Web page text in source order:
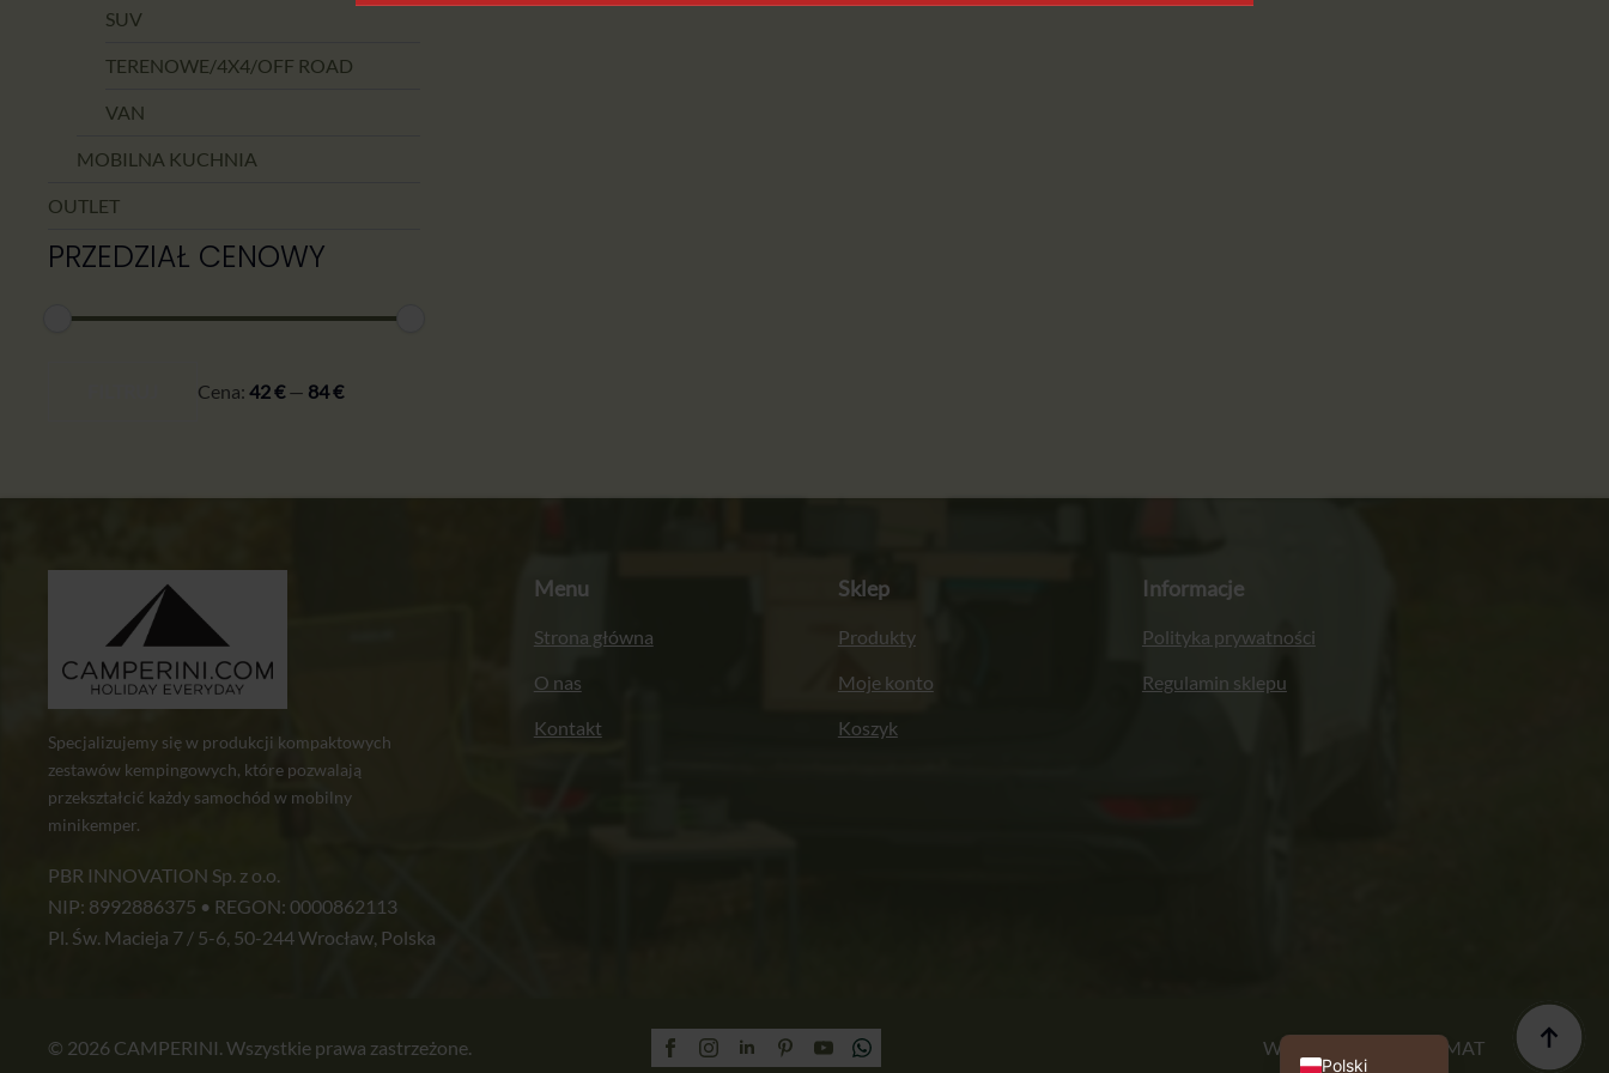
SUV
TERENOWE/4X4/OFF ROAD
VAN
MOBILNA KUCHNIA
OUTLET
PRZEDZIAŁ CENOWY
Cena: 42 €— 84 €
Specjalizujemy się w produkcji kompaktowych
zestawów kempingowych, które pozwalają
przekształcić każdy samochód w mobilny
minikemper.
PBR INNOVATION Sp. z o.o.
NIP: 8992886375 • REGON: 0000862113
Pl. Św. Macieja 7 / 5-6, 50-244 Wrocław, Polska
Menu
Strona główna
O nas
Kontakt
Sklep
Produkty
Moje konto
Koszyk
Informacje
Polityka prywatności
Regulamin sklepu
© 2026 CAMPERINI. Wszystkie prawa zastrzeżone. Wykonanie: PROFORMAT
Polski
English (UK)